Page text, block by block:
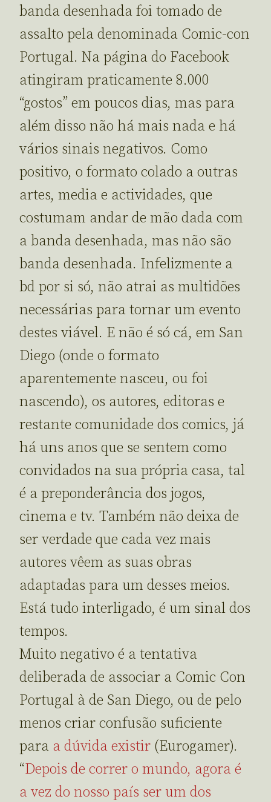
banda desenhada foi tomado de
assalto pela denominada Comic-con
Portugal. Na página do Facebook
atingiram praticamente 8.000
“gostos” em poucos dias, mas para
além disso não há mais nada e há
vários sinais negativos. Como
positivo, o formato colado a outras
artes, media e actividades, que
costumam andar de mão dada com
a banda desenhada, mas não são
banda desenhada. Infelizmente a
bd por si só, não atrai as multidões
necessárias para tornar um evento
destes viável. E não é só cá, em San
Diego (onde o formato
aparentemente nasceu, ou foi
nascendo), os autores, editoras e
restante comunidade dos comics, já
há uns anos que se sentem como
convidados na sua própria casa, tal
é a preponderância dos jogos,
cinema e tv. Também não deixa de
ser verdade que cada vez mais
autores vêem as suas obras
adaptadas para um desses meios.
Está tudo interligado, é um sinal dos
tempos.
Muito negativo é a tentativa
deliberada de associar a Comic Con
Portugal à de San Diego, ou de pelo
menos criar confusão suficiente
para a dúvida existir (Eurogamer).
“Depois de correr o mundo, agora é
a vez do nosso país ser um dos